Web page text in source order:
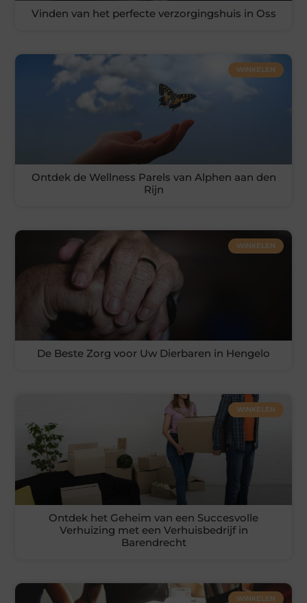
Vinden van het perfecte verzorgingshuis in Oss
WINKELEN
Ontdek de Wellness Parels van Alphen aan den
Rijn
WINKELEN
De Beste Zorg voor Uw Dierbaren in Hengelo
WINKELEN
Ontdek het Geheim van een Succesvolle
Verhuizing met een Verhuisbedrijf in
Barendrecht
WINKELEN